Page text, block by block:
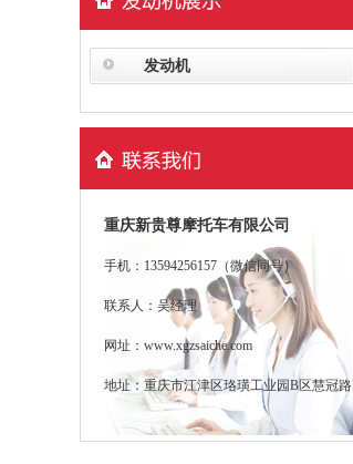
发动机
重庆新贵尊摩托车有限公司
手机：13594256157（微信同号）
联系人：吴经理
网址：www.xgzsaiche.com
地址：重庆市江津区珞璜工业园B区慧冠路